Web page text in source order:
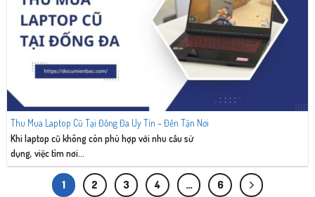
Thu Mua Laptop Cũ Tại Đống Đa Uy Tín – Đến Tận Nơi
Khi laptop cũ không còn phù hợp với nhu cầu sử
dụng, việc tìm nơi...
1 2 3 4 … 6